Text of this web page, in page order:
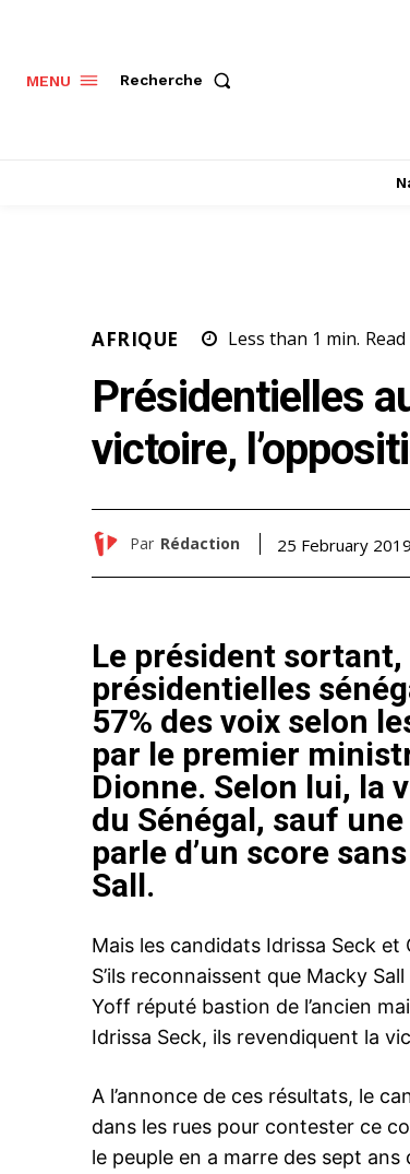
MENU Recherche
AFRIQUE Less than 1 min. Read
Présidentielles
victoire,
Par Rédaction 25 February 2019
Le président
présidentielles
57% des voix selon
par le premier
Dionne. Selon lui, la
du Sénégal, sauf
parle d’un score
Sall.
Mais les candidats Idrissa Seck et
S’ils reconnaissent que Macky
Yoff réputé bastion de l’ancien
Idrissa Seck, ils revendiquent la
A l’annonce de ces résultats, le
dans les rues pour contester ce
le peuple en a marre des sept